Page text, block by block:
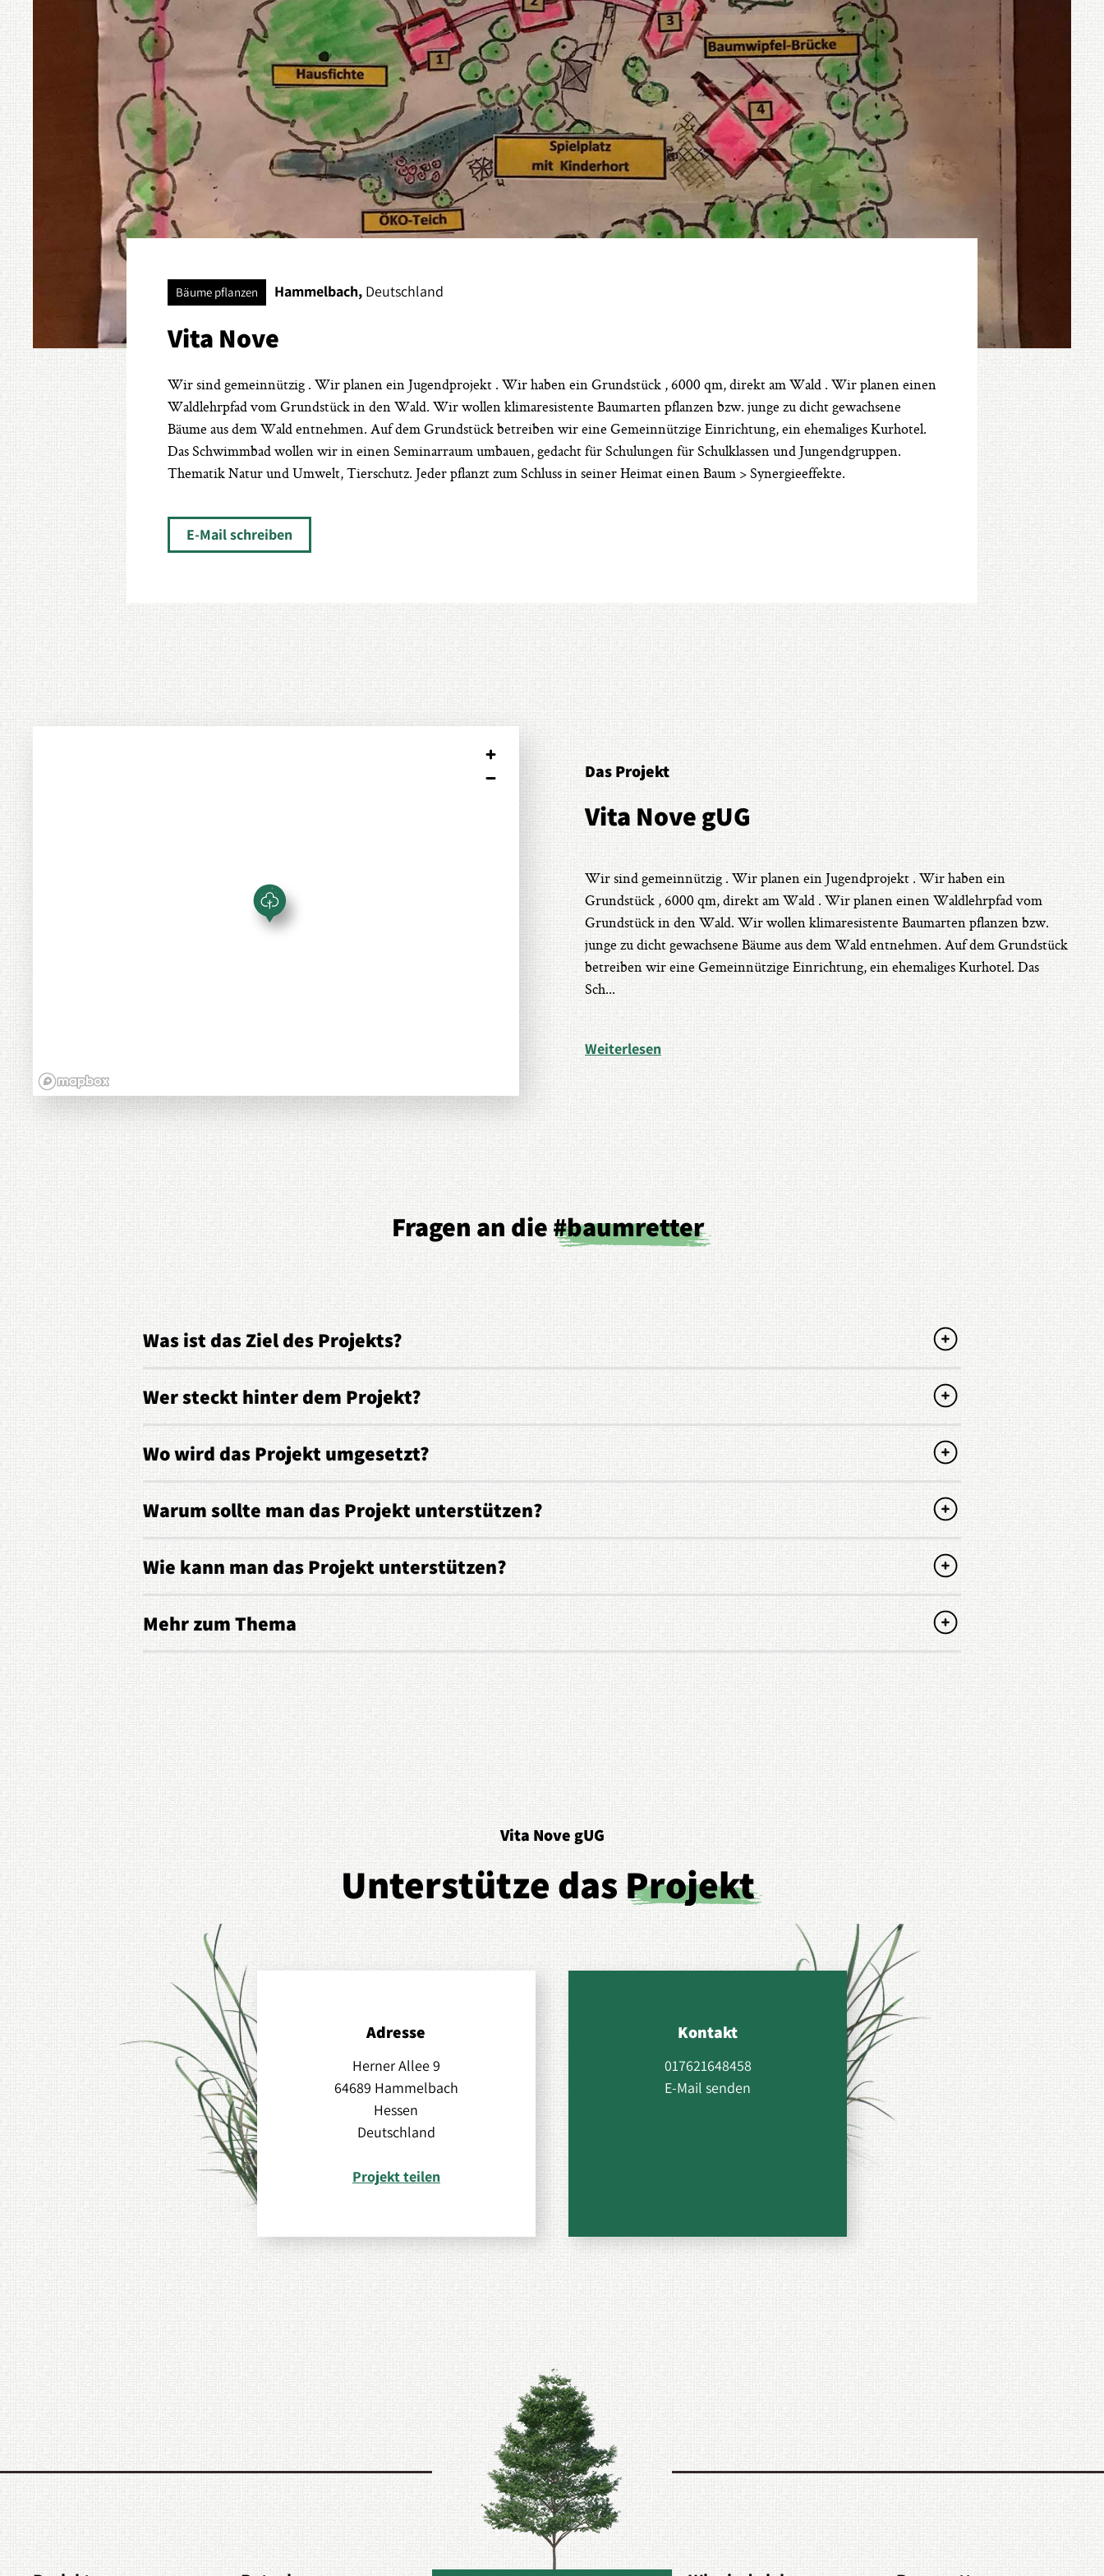
Bäume pflanzen Hammelbach, Deutschland
Vita Nove
Wir sind gemeinnützig . Wir planen ein Jugendprojekt . Wir haben ein Grundstück , 6000 qm, direkt am Wald . Wir planen einen
Waldlehrpfad vom Grundstück in den Wald. Wir wollen klimaresistente Baumarten pflanzen bzw. junge zu dicht gewachsene
Bäume aus dem Wald entnehmen. Auf dem Grundstück betreiben wir eine Gemeinnützige Einrichtung, ein ehemaliges Kurhotel.
Das Schwimmbad wollen wir in einen Seminarraum umbauen, gedacht für Schulungen für Schulklassen und Jungendgruppen.
Thematik Natur und Umwelt, Tierschutz. Jeder pflanzt zum Schluss in seiner Heimat einen Baum > Synergieeffekte.
E-Mail schreiben
Das Projekt
Vita Nove gUG
Wir sind gemeinnützig . Wir planen ein Jugendprojekt . Wir haben ein
Grundstück , 6000 qm, direkt am Wald . Wir planen einen Waldlehrpfad vom
Grundstück in den Wald. Wir wollen klimaresistente Baumarten pflanzen bzw.
junge zu dicht gewachsene Bäume aus dem Wald entnehmen. Auf dem Grundstück
betreiben wir eine Gemeinnützige Einrichtung, ein ehemaliges Kurhotel. Das
Sch...
Weiterlesen
Fragen an die#baumretter
Was ist das Ziel des Projekts?
Wer steckt hinter dem Projekt?
Wo wird das Projekt umgesetzt?
Warum sollte man das Projekt unterstützen?
Wie kann man das Projekt unterstützen?
Mehr zum Thema
Vita Nove gUG
Unterstütze dasProjekt
Adresse
Herner Allee 9
64689 Hammelbach
Hessen
Deutschland
Projekt teilen
Kontakt
017621648458
E-Mail senden